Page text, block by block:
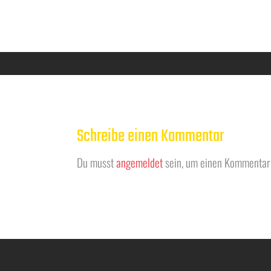
Schreibe einen Kommentar
Du musstangemeldetsein, um einen